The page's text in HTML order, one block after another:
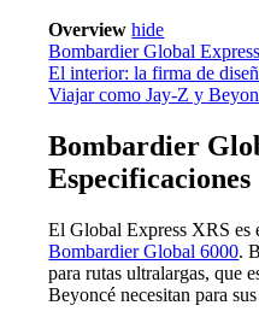
Overview hide
Bombardier Global
El interior: la firma de
Viajar como Jay-Z y
Bombardier
Especificaciones
El Global Express XRS es
Bombardier Global 6000.
para rutas ultralargas, que
Beyoncé necesitan para